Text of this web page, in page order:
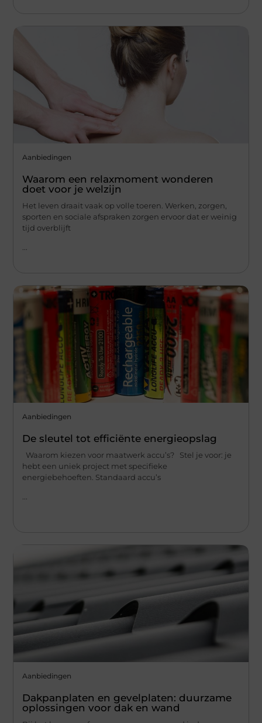
Aanbiedingen
Waarom een relaxmoment wonderen
doet voor je welzijn
Het leven draait vaak op volle toeren. Werken, zorgen,
sporten en sociale afspraken zorgen ervoor dat er weinig
tijd overblijft
Aanbiedingen
De sleutel tot efficiënte energieopslag
Waarom kiezen voor maatwerk accu’s? Stel je voor: je
hebt een uniek project met specifieke
energiebehoeften. Standaard accu’s
...
Aanbiedingen
Dakpanplaten en gevelplaten: duurzame
oplossingen voor dak en wand